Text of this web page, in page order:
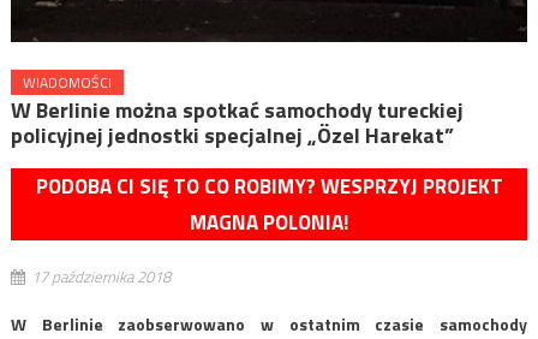
WIADOMOŚCI
W Berlinie można spotkać samochody tureckiej
policyjnej jednostki specjalnej „Özel Harekat”
PODOBA CI SIĘ TO CO ROBIMY? WESPRZYJ PROJEKT
MAGNA POLONIA!
17 października 2018
W Berlinie zaobserwowano w ostatnim czasie samochody